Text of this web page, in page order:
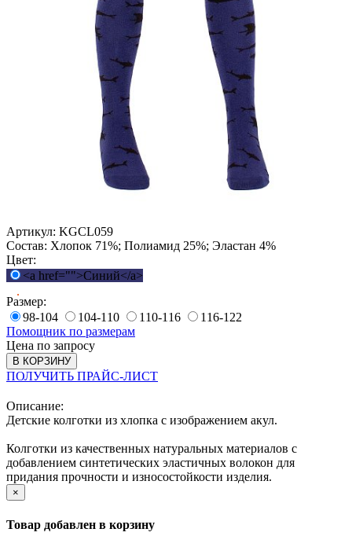
Артикул: KGCL059
Состав: Хлопок 71%; Полиамид 25%; Эластан 4%
Цвет:
<a href="">Синий</a>
Размер:
98-104
104-110 110-116
116-122
Помощник по размерам
Цена по запросу
В КОРЗИНУ
ПОЛУЧИТЬ ПРАЙС-ЛИСТ
Описание:
Детские колготки из хлопка с изображением акул.
Колготки из качественных натуральных материалов с
добавлением синтетических эластичных волокон для
придания прочности и износостойкости изделия.
×
Товар добавлен в корзину